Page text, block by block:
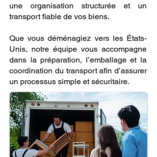
une organisation structurée et un
transport fiable de vos biens.
Que vous déménagiez vers les États-
Unis, notre équipe vous accompagne
dans la préparation, l’emballage et la
coordination du transport afin d’assurer
un processus simple et sécuritaire.